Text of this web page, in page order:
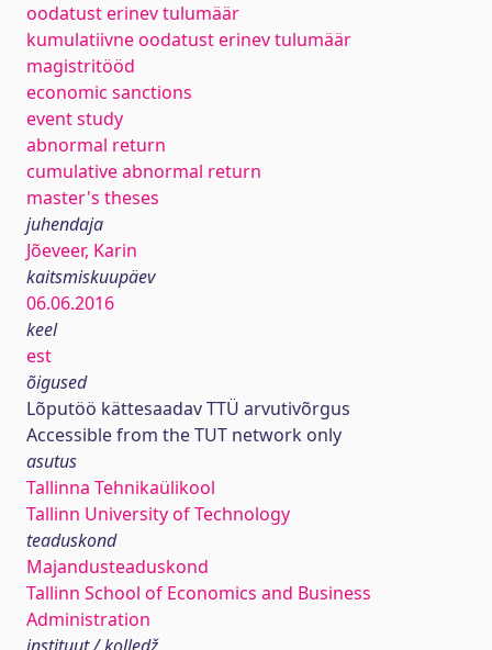
oodatust erinev tulumäär
kumulatiivne oodatust erinev tulumäär
magistritööd
economic sanctions
event study
abnormal return
cumulative abnormal return
master's theses
juhendaja
Jõeveer, Karin
kaitsmiskuupäev
06.06.2016
keel
est
õigused
Lõputöö kättesaadav TTÜ arvutivõrgus
Accessible from the TUT network only
asutus
Tallinna Tehnikaülikool
Tallinn University of Technology
teaduskond
Majandusteaduskond
Tallinn School of Economics and Business
Administration